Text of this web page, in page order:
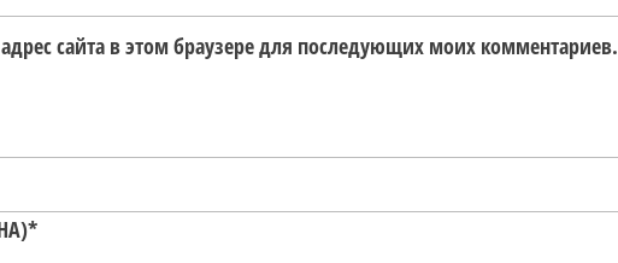
сайта в этом браузере для последующих моих комментариев.
*